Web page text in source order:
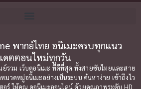
ร์)(19)
1999
1990
1988
พากย์ไทย อนิเมะครบทุกแนว
ดตตอนใหม่ทุกวัน
ย์รวม เว็บดูอนิเมะ ที่ดีที่สุด ทั้งสายซับไทยและสาย
มวดหมู่อนิเมะอย่างเป็นระบบ ค้นหาง่าย เข้าถึงไว
อร์ ให้คุณ ดูอนิเมะออนไลน์ ด้วยคุณภาพระดับ HD